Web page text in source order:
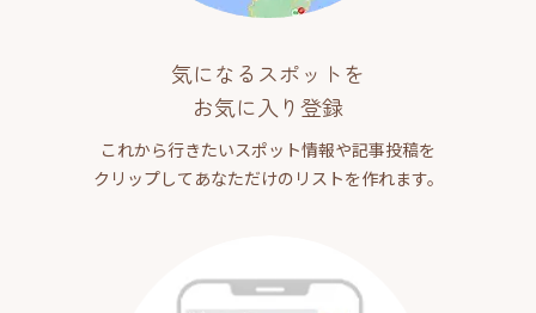
気になるスポットを
お気に入り登録
これから行きたいスポット情報や記事投稿を
クリップしてあなただけのリストを作れます。